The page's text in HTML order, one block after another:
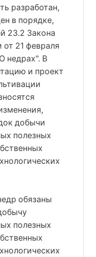
разработан,
в порядке,
23.2 Закона
21 февраля
недрах". В
и проект
добычи
полезных
обязаны
полезных